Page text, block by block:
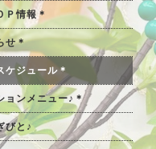
Ｐ情報＊
せ＊
ケジュール＊
ョンメニュー♪＊
びと♪